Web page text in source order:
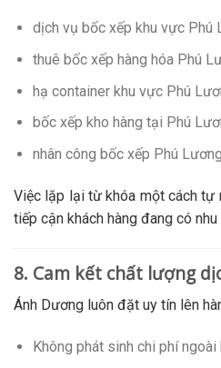
dịch vụ bốc xếp khu vực Phú
thuê bốc xếp hàng hóa Phú
hạ container khu vực Phú
bốc xếp kho hàng tại Phú
nhân công bốc xếp Phú
Việc lặp lại từ khóa một cách tự
tiếp cận khách hàng đang có
8. Cam kết chất lượng
Ánh Dương luôn đặt uy tín lên
Không phát sinh chi phí